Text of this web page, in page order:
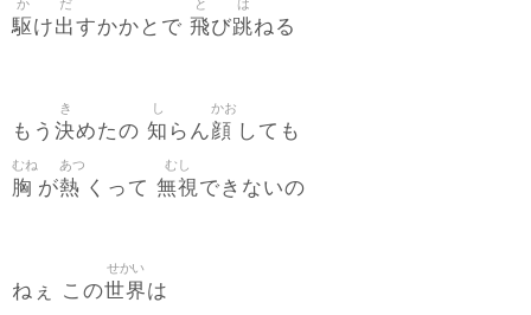
駆
か
け出
だ
すかかとで 飛
と
び跳
は
ねる
もう 決
き
めたの 知
し
らん顔
かお
しても
胸
むね
が熱
あつ
くって 無視
むし
できないの
ねぇ この世界
せかい
は